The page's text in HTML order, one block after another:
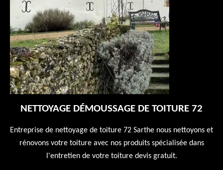
NETTOYAGE DÉMOUSSAGE DE TOITURE 72
Entreprise de nettoyage de toiture 72 Sarthe nous nettoyons et
rénovons votre toiture avec nos produits spécialisée dans
l'entretien de votre toiture devis gratuit.